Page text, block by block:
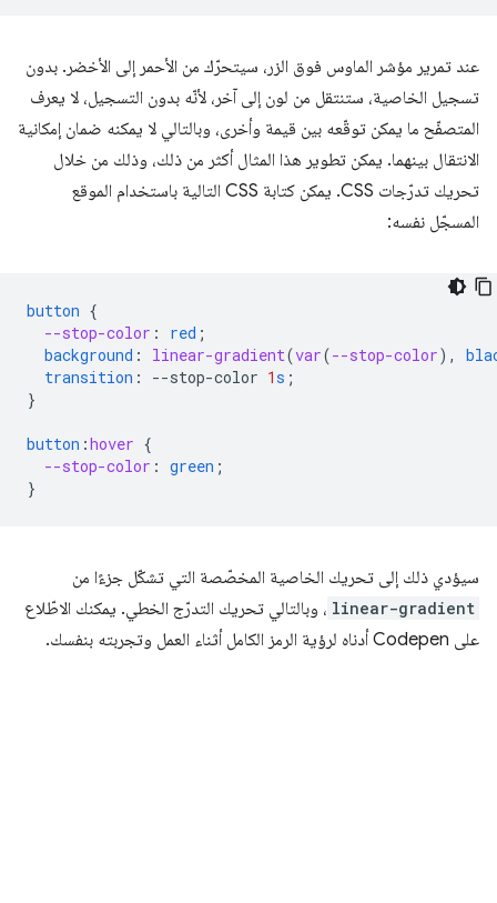
عند تمرير مؤشر الماوس فوق الزر، سيتحرّك من الأحمر إلى الأخضر. بدون
تسجيل الخاصية، ستنتقل من لون إلى آخر، لأنّه بدون التسجيل، لا يعرف
المتصفّح ما يمكن توقّعه بين قيمة وأخرى، وبالتالي لا يمكنه ضمان إمكانية
الانتقال بينهما. يمكن تطوير هذا المثال أكثر من ذلك، وذلك من خلال
تحريك تدرّجات CSS. يمكن كتابة CSS التالية باستخدام الموقع
المسجّل نفسه:
button {
--stop-color : red ;
background : linear-gradient(var(--stop-color),
transition : --stop-color 1s ;
}
button :hover {
--stop-color : green ;
}
سيؤدي ذلك إلى تحريك الخاصية المخصّصة التي تشكّل جزءًا من
linear-gradient ، وبالتالي تحريك التدرّج الخطي. يمكنك الاطّلاع
على Codepen أدناه لرؤية الرمز الكامل أثناء العمل وتجربته بنفسك.